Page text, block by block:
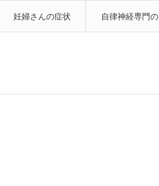
妊婦さんの症状 自律神経専門の